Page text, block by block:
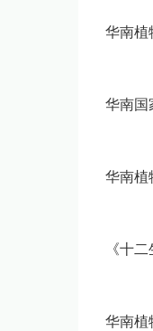
华南植
华南国
华南植
《十
华南植